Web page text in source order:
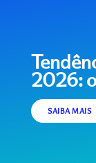
2026:
SAIBA MAIS